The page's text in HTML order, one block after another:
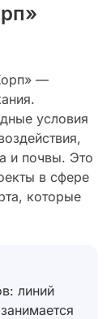
—
условия
и почвы. Это
в сфере
которые
линий